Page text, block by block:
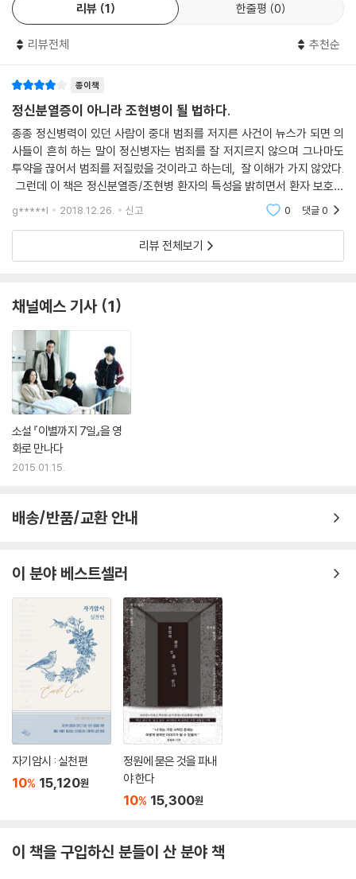
리뷰 1 한줄평 0
리뷰전체 추천순
종이책
정신분열증이 아니라 조현병이 될 법하다.
종종 정신병력이 있던 사람이 중대 범죄를 저지른 사건이 뉴스가 되면 의
사들이 흔히 하는 말이 정신병자는 범죄를 잘 저지르지 않으며 그나마도
투약을 끊어서 범죄를 저질렀을 것이라고 하는데, 잘 이해가 가지 않았다.
그런데 이 책은 정신분열증/조현병 환자의 특성을 밝히면서 환자 보호자
에게 대처법을 알려주는데 정말 유용하다. 특히 남편의 의처증이나 아내
의 의부증으로 고
g*****l 2018.12.26. 신고 0 댓글0
리뷰 전체보기
채널예스 기사 1
소설 『이별까지 7일』을 영
화로 만나다
2015.01.15.
배송/반품/교환 안내
이 분야 베스트셀러
자기암시 : 실천편
10% 15,120원
정원에 묻은 것을 파내
야 한다
10% 15,300원
이 책을 구입하신 분들이 산 분야 책